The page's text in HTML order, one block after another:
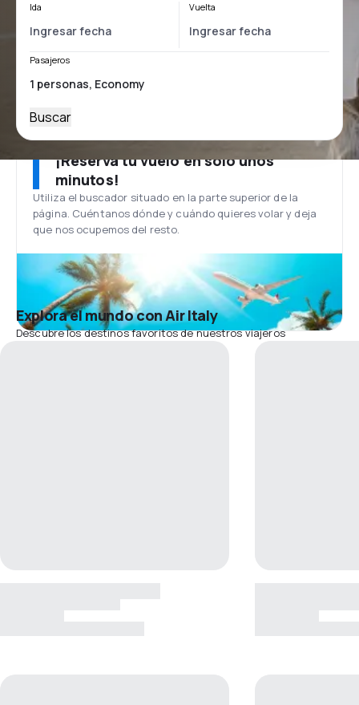
Ida Vuelta
Pasajeros
Buscar
¡Reserva tu vuelo en solo unos
minutos!
Utiliza el buscador situado en la parte superior de la
página. Cuéntanos dónde y cuándo quieres volar y deja
que nos ocupemos del resto.
Explora el mundo con Air Italy
Descubre los destinos favoritos de nuestros viajeros